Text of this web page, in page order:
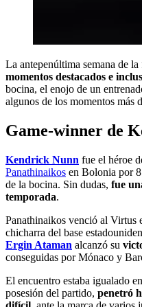
La antepenúltima semana de la
momentos destacados e
bocina, el enojo de un
algunos de los momentos más
Game-winner de
Kendrick Nunn fue el héroe
Panathinaikos en Bolonia por
de la bocina. Sin dudas, fue
temporada.
Panathinaikos venció al Virtus
chicharra del base
Ergin Ataman alcanzó su
conseguidas por Mónaco y
El encuentro estaba igualado
posesión del partido, penetró